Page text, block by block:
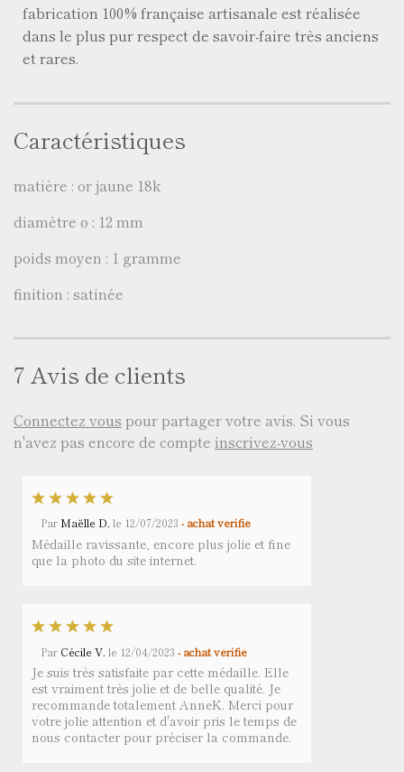
fabrication 100% française artisanale est réalisée
dans le plus pur respect de savoir-faire très anciens
et rares.
Caractéristiques
matière : or jaune 18k
diamètre ø : 12 mm
poids moyen : 1 gramme
finition : satinée
7 Avis de clients
Connectez vous pour partager votre avis. Si vous
n'avez pas encore de compte inscrivez-vous
Par Maëlle D. le 12/07/2023 - achat vérifié
Médaille ravissante, encore plus jolie et fine
que la photo du site internet.
Par Cécile V. le 12/04/2023 - achat vérifié
Je suis très satisfaite par cette médaille. Elle
est vraiment très jolie et de belle qualité. Je
recommande totalement AnneK. Merci pour
votre jolie attention et d'avoir pris le temps de
nous contacter pour préciser la commande.